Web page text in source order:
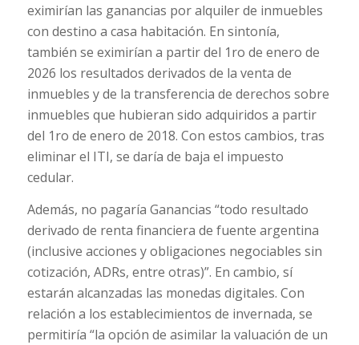
eximirían las ganancias por alquiler de inmuebles
con destino a casa habitación. En sintonía,
también se eximirían a partir del 1ro de enero de
2026 los resultados derivados de la venta de
inmuebles y de la transferencia de derechos sobre
inmuebles que hubieran sido adquiridos a partir
del 1ro de enero de 2018. Con estos cambios, tras
eliminar el ITI, se daría de baja el impuesto
cedular.
Además, no pagaría Ganancias “todo resultado
derivado de renta financiera de fuente argentina
(inclusive acciones y obligaciones negociables sin
cotización, ADRs, entre otras)”. En cambio, sí
estarán alcanzadas las monedas digitales. Con
relación a los establecimientos de invernada, se
permitiría “la opción de asimilar la valuación de un